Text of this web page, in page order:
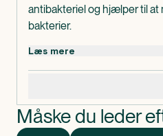
antibakteriel og hjælper til
bakterier.
Læs mere
Måske du leder